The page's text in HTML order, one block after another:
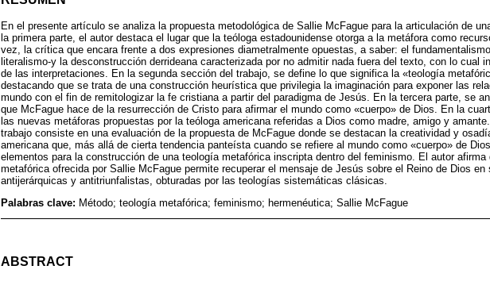
En el presente artículo se analiza la propuesta metodológica de Sallie McFague para la articulación de
la primera parte, el autor destaca el lugar que la teóloga estadounidense otorga a la metáfora como
vez, la crítica que encara frente a dos expresiones diametralmente opuestas, a saber: el
literalismo-y la desconstrucción derrideana caracterizada por no admitir nada fuera del texto, con lo cual
de las interpretaciones. En la segunda sección del trabajo, se define lo que significa la «teología
destacando que se trata de una construcción heurística que privilegia la imaginación para exponer las
mundo con el fin de remitologizar la fe cristiana a partir del paradigma de Jesús. En la tercera parte, se
que McFague hace de la resurrección de Cristo para afirmar el mundo como «cuerpo» de Dios. En la
las nuevas metáforas propuestas por la teóloga americana referidas a Dios como madre, amigo y
trabajo consiste en una evaluación de la propuesta de McFague donde se destacan la creatividad y
americana que, más allá de cierta tendencia panteísta cuando se refiere al mundo como «cuerpo» de
elementos para la construcción de una teología metafórica inscripta dentro del feminismo. El autor afirma
metafórica ofrecida por Sallie McFague permite recuperar el mensaje de Jesús sobre el Reino de Dios en
antijerárquicas y antitriunfalistas, obturadas por las teologías sistemáticas clásicas.
Palabras clave: Método; teología metafórica; feminismo; hermenéutica; Sallie McFague
ABSTRACT